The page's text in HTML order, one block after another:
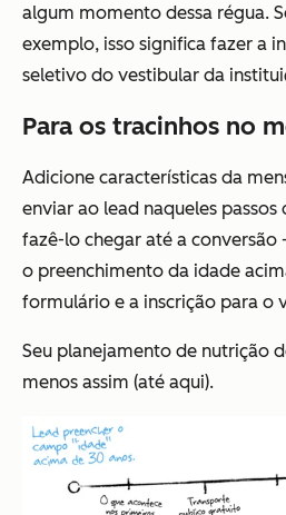
algum momento dessa régua.
exemplo, isso significa fazer a
seletivo do vestibular da
Para os tracinhos no
Adicione características da
enviar ao lead naqueles
fazê-lo chegar até a
o preenchimento da idade
formulário e a inscrição para o
Seu planejamento de nutrição
menos assim (até aqui).